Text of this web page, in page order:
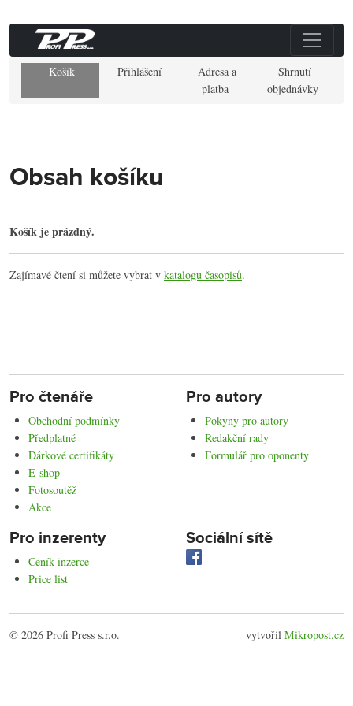
Košík Přihlášení
Adresa a
platba
Shrnutí
objednávky
Obsah košíku
Košík je prázdný.
Zajímavé čtení si můžete vybrat v katalogu časopisů.
Pro čtenáře
Obchodní podmínky
Předplatné
Dárkové certifikáty
E-shop
Fotosoutěž
Akce
Pro autory
Pokyny pro autory
Redakční rady
Formulář pro oponenty
Pro inzerenty
Ceník inzerce
Price list
Sociální sítě
© 2026 Profi Press s.r.o. vytvořil Mikropost.cz